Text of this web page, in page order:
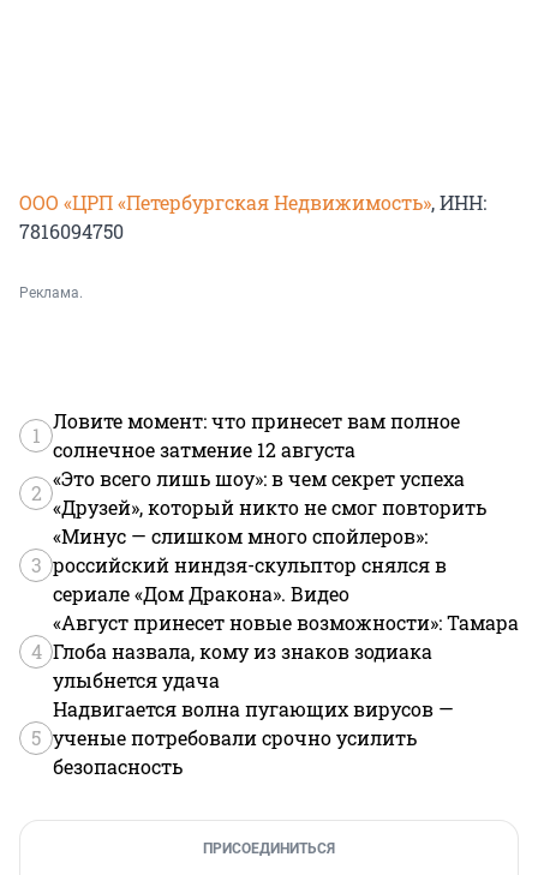
ООО «ЦРП «Петербургская Недвижимость», ИНН:
7816094750
Реклама.
1
Ловите момент: что принесет вам полное
солнечное затмение 12 августа
2
«Это всего лишь шоу»: в чем секрет успеха
«Друзей», который никто не смог повторить
3
«Минус — слишком много спойлеров»:
российский ниндзя-скульптор снялся в
сериале «Дом Дракона». Видео
4
«Август принесет новые возможности»: Тамара
Глоба назвала, кому из знаков зодиака
улыбнется удача
5
Надвигается волна пугающих вирусов —
ученые потребовали срочно усилить
безопасность
ПРИСОЕДИНИТЬСЯ